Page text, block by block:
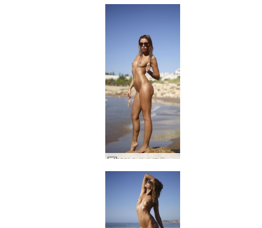
琥珀色的生活是一片海滩 #62